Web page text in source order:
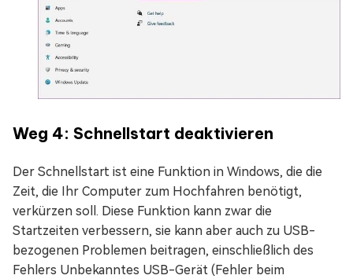
Weg 4: Schnellstart deaktivieren
Der Schnellstart ist eine Funktion in Windows, die die
Zeit, die Ihr Computer zum Hochfahren benötigt,
verkürzen soll. Diese Funktion kann zwar die
Startzeiten verbessern, sie kann aber auch zu USB-
bezogenen Problemen beitragen, einschließlich des
Fehlers Unbekanntes USB-Gerät (Fehler beim